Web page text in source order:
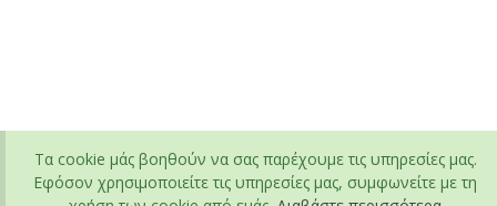
Τα cookie μάς βοηθούν να σας παρέχουμε τις υπηρεσίες μας.
Εφόσον χρησιμοποιείτε τις υπηρεσίες μας, συμφωνείτε με τη